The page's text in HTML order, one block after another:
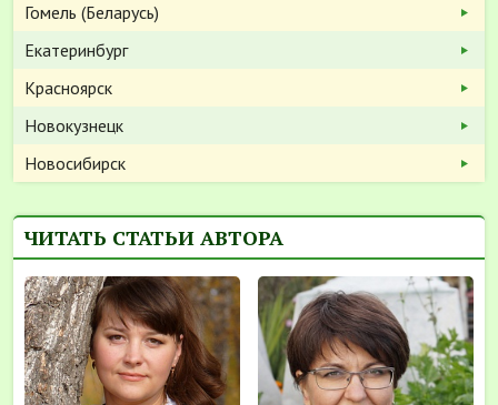
Гомель (Беларусь)
Екатеринбург
Красноярск
Новокузнецк
Новосибирск
ЧИТАТЬ СТАТЬИ АВТОРА